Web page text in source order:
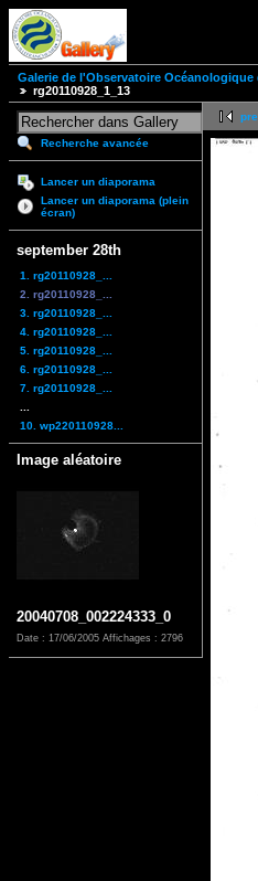
Galerie de l'Observatoire Océanologique
rg20110928_1_13
Recherche avancée
Lancer un diaporama
Lancer un diaporama (plein
écran)
september 28th
1. rg20110928_...
2. rg20110928_...
3. rg20110928_...
4. rg20110928_...
5. rg20110928_...
6. rg20110928_...
7. rg20110928_...
10. wp220110928...
Image aléatoire
20040708_002224333_0
Date : 17/06/2005 Affichages : 2796